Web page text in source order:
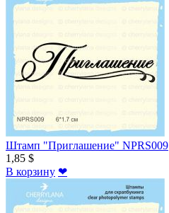
Штамп "Приглашение" NPRS009
1,85 $
В корзину ❤